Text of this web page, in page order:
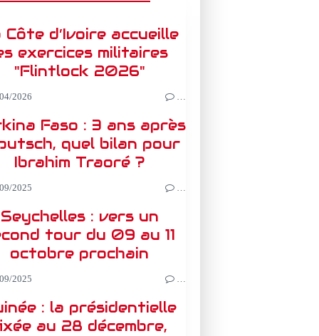
Côte d’Ivoire accueille
exercices militaires
"Flintlock 2026"
2026 …
Faso : 3 ans après
quel bilan pour
Ibrahim Traoré ?
2025 …
Seychelles : vers un
tour du 09 au 11
octobre prochain
2025 …
: la présidentielle
au 28 décembre,